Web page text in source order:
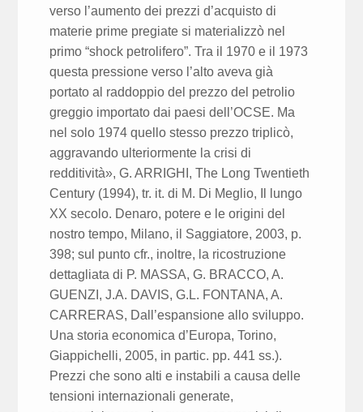
verso l’aumento dei prezzi d’acquisto di
materie prime pregiate si materializzò nel
primo “shock petrolifero”. Tra il 1970 e il 1973
questa pressione verso l’alto aveva già
portato al raddoppio del prezzo del petrolio
greggio importato dai paesi dell’OCSE. Ma
nel solo 1974 quello stesso prezzo triplicò,
aggravando ulteriormente la crisi di
redditività», G. ARRIGHI, The Long Twentieth
Century (1994), tr. it. di M. Di Meglio, Il lungo
XX secolo. Denaro, potere e le origini del
nostro tempo, Milano, il Saggiatore, 2003, p.
398; sul punto cfr., inoltre, la ricostruzione
dettagliata di P. MASSA, G. BRACCO, A.
GUENZI, J.A. DAVIS, G.L. FONTANA, A.
CARRERAS, Dall’espansione allo sviluppo.
Una storia economica d’Europa, Torino,
Giappichelli, 2005, in partic. pp. 441 ss.).
Prezzi che sono alti e instabili a causa delle
tensioni internazionali generate,